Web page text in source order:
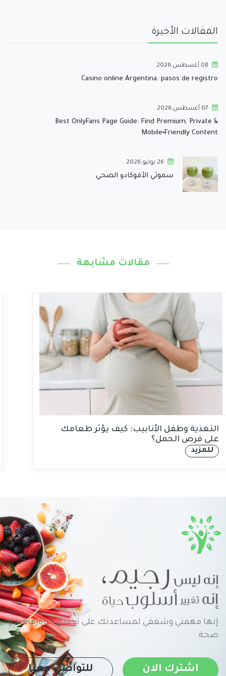
المقالات الأخيرة
08 أغسطس,2026
Casino online Argentina: pasos de registro
07 أغسطس,2026
Best OnlyFans Page Guide: Find Premium, Private &
Mobile‑Friendly Content
26 يوليو,2026
سموثي الأفوكادو الصحي
مقالات مشابهة
التغذية وطفل الأنابيب: كيف يؤثر طعامك
على فرص الحمل؟
للمزيد
إنها مهمتي وشغفي لمساعدتك على تحقيق حياةرفاهية و
صحة
اشترك الان للتواصل معنا